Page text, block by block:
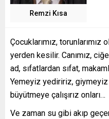
Remzi Kısa
Çocuklarımız, torunlarımız
yerden kesilir. Canımız,
ad, sıfatlardan sıfat,
Yemeyiz yediririz,
büyütmeye çalışırız onları…
Ve zaman su gibi akıp